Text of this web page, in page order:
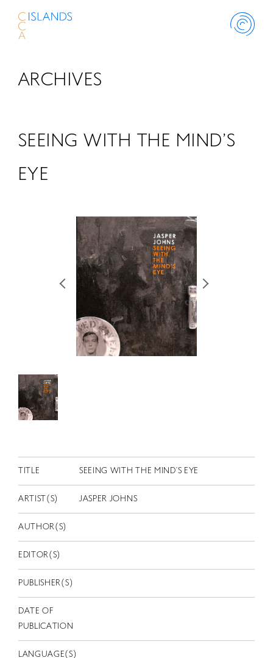
ABOUT
SCHOLARSHIP
RETRACE
出演者
出版物
動画
スカラシップ受賞者
JP
EN
ARCHIVES
SEEING WITH THE MIND’S
EYE
TITLE SEEING WITH THE MIND’S EYE
ARTIST(S) JASPER JOHNS
AUTHOR(S)
EDITOR(S)
PUBLISHER(S)
DATE OF
PUBLICATION
LANGUAGE(S)